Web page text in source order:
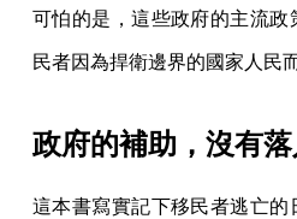
可怕的是，這些政府的主流政
民者因為捍衛邊界的國家人民
政府的補助，沒有
這本書寫實記下移民者逃亡的